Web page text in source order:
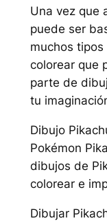
Una vez que
puede ser
muchos
colorear que
parte de
tu
Dibujo
Pokémon
dibujos de
colorear e
Dibujar